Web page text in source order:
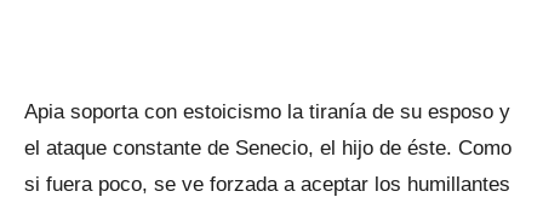
Apia soporta con estoicismo la tiranía de su esposo y
el ataque constante de Senecio, el hijo de éste. Como
si fuera poco, se ve forzada a aceptar los humillantes